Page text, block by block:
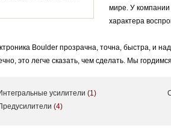
мире. У
характера
Boulder прозрачна, точна, быстра, и
это легче сказать, чем сделать. Мы
усилители (1)
(4)